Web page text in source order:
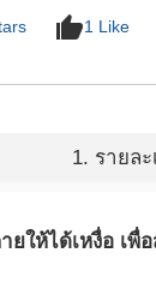
thumb_up1 Like
1. รายล
ยให้ได้เหงื่อ เ